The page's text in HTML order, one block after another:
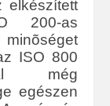
elkészített
200-as
ISO 800
még
egészen